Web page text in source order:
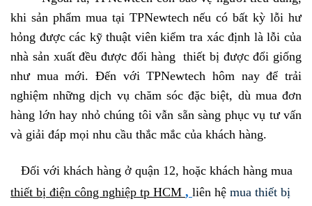
khi sản phẩm mua tại TPNewtech nếu có bất kỳ lỗi hư
hỏng được các kỹ thuật viên kiểm tra xác định là lỗi của
nhà sản xuất đều được đổi hàng thiết bị được đổi giống
như mua mới. Đến với TPNewtech hôm nay để trải
nghiệm những dịch vụ chăm sóc đặc biệt, dù mua đơn
hàng lớn hay nhỏ chúng tôi vẫn sẵn sàng phục vụ tư vấn
và giải đáp mọi nhu cầu thắc mắc của khách hàng.
Đối với khách hàng ở quận 12, hoặc khách hàng mua
thiết bị điện công nghiệp tp HCM , liên hệ mua thiết bị